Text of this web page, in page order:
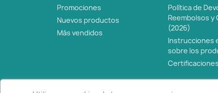
Promociones
Nuevos productos
Más vendidos
Política de
Reembolsos y
(2026)
Instrucciones
sobre los